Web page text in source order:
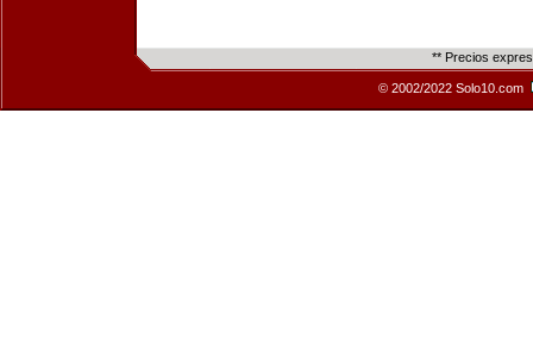
** Precios
© 2002/2022 Solo10.com